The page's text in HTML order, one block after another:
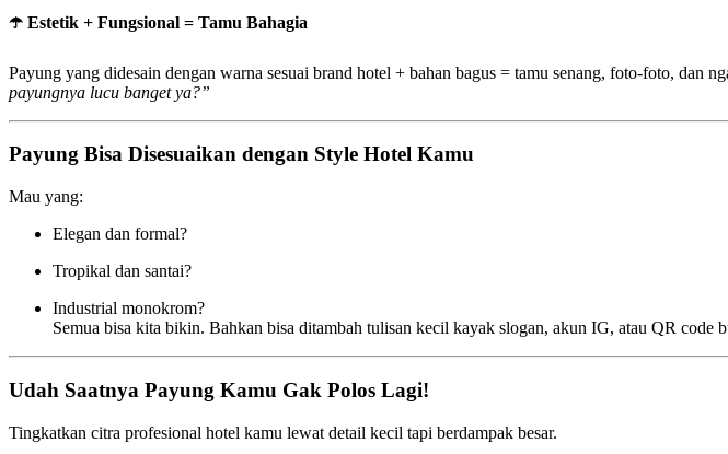
☂️ Estetik + Fungsional = Tamu Bahagia
Payung yang didesain dengan warna sesuai brand hotel + bahan bagus = tamu senang, foto-foto,
payungnya lucu banget ya?”
Payung Bisa Disesuaikan dengan Style Hotel Kamu
Mau yang:
Elegan dan formal?
Tropikal dan santai?
Industrial monokrom?
Semua bisa kita bikin. Bahkan bisa ditambah tulisan kecil kayak slogan, akun IG, atau QR code
Udah Saatnya Payung Kamu Gak Polos Lagi!
Tingkatkan citra profesional hotel kamu lewat detail kecil tapi berdampak besar.